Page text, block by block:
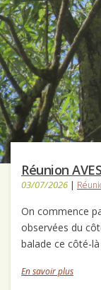
Réunion
03/07/2026 |
On commence
observées du
balade ce côté-
En savoir plus